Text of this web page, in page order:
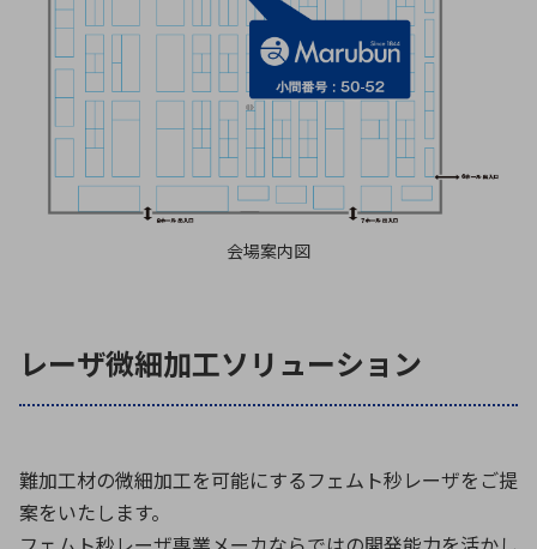
会場案内図
レーザ微細加工ソリューション
難加工材の微細加工を可能にするフェムト秒レーザをご提
案をいたします。